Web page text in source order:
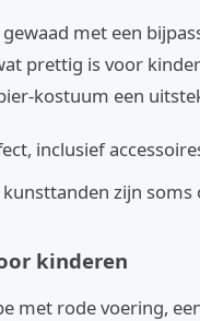
met een
prettig is voor
kostuum een
inclusief
kunsttanden zijn
kinderen
met rode voering,